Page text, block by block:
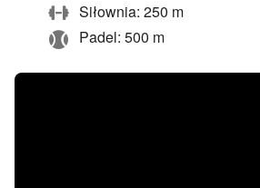
Siłownia: 250 m
Padel: 500 m